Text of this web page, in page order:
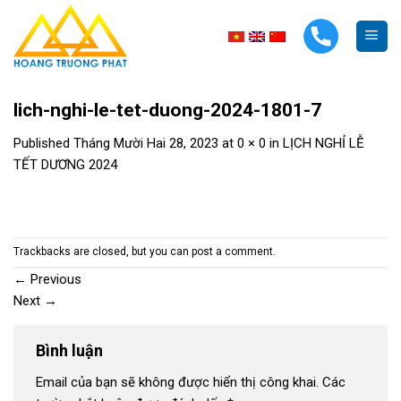
content
lich-nghi-le-tet-duong-2024-1801-7
Published Tháng Mười Hai 28, 2023 at 0 × 0 in LỊCH NGHỈ LỄ
TẾT DƯƠNG 2024
Trackbacks are closed, but you can post a comment
← Previous
Next →
Bình luận
Email của bạn sẽ không được hiển thị công khai. Các